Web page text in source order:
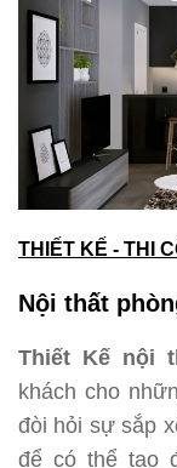
THIẾT KẾ - THI
Nội thất
Thiết Kế nội
khách cho
đòi hỏi sự sắp
để có thể tạo